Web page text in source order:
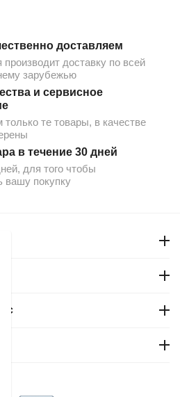
доставляем
доставку по всей
зарубежью
и сервисное
те товары, в качестве
в течение 30 дней
для того чтобы
вашу покупку